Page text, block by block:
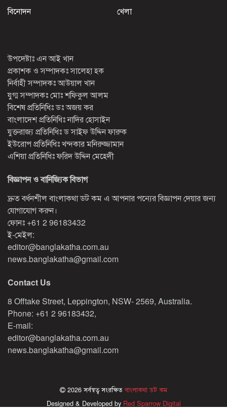
বিনোদন
খেলা
উপদেষ্টাঃ এন আই খান
প্রকাশক ও সম্পাদকঃ সালেহা হক
নির্বাহী সম্পাদকঃ আউয়াল খান
যুগ্ম সম্পাদকঃ মোঃ শফিকুল আলম
বিশেষ প্রতিনিধিঃ ডঃ অজয় কর
বাংলাদেশ প্রতিনিধিঃ নাদির হোসাইন
যুক্তরাজ্য প্রতিনিধিঃ ড সাইফ উদ্দিন ফারুক
ইউরোপ প্রতিনিধিঃ খন্দকার মনিরুজ্জামান
এশিয়া প্রতিনিধিঃ ফরিদ উদ্দিন মেহেদী
বিজ্ঞাপন ও বানিজ্যিক বিভাগ
দ্রুত বর্ধনশীল বাংলাকথা ডট কম এ আপনার পন্যের বিজ্ঞাপন দেয়ার জন্য
যোগাযোগ করুন।
ফোনঃ +61 2 96183432
ই-মেইল:
editor@banglakatha.com.au
news.banglakatha@gmail.com
Contact Us
8 Offtake Street, Leppington, NSW- 2569, Australia.
Phone: +61 2 96183432,
E-mail:
editor@banglakatha.com.au
news.banglakatha@gmail.com
2026 সর্বস্বত্ব সংরক্ষিতবাংলাকথা ডট কম
Designed & Developed by Red Sparrow Digital